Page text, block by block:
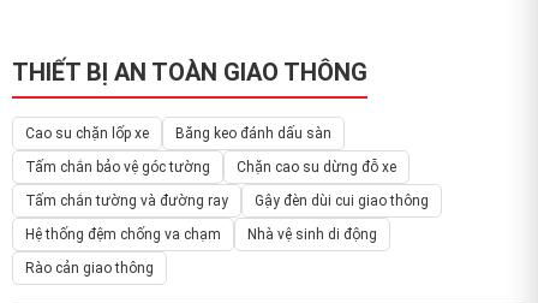
THIẾT BỊ AN TOÀN GIAO THÔNG
Cao su chặn lốp xe
Băng keo đánh dấu sàn
Tấm chắn bảo vệ góc tường
Chặn cao su dừng đỗ xe
Tấm chắn tường và đường ray
Gậy đèn dùi cui giao thông
Hệ thống đệm chống va chạm
Nhà vệ sinh di động
Rào cản giao thông